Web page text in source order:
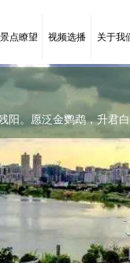
景点瞭望 视频选播 关于我
阳。愿泛金鹦鹉，升君白
(唐代：李商
里香。几时禁重
含宅里